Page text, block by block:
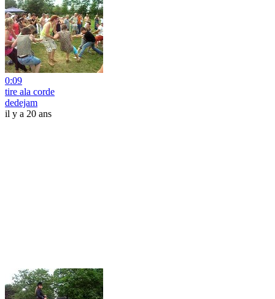
0:09
tire ala corde
dedejam
il y a 20 ans